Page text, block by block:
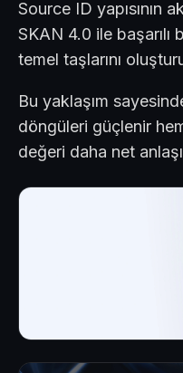
Source ID yapısının
SKAN 4.0 ile
temel taşlarını
Bu yaklaşım
döngüleri güçlenir
değeri daha net